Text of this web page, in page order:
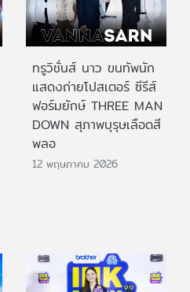
ทรูวิชั่นส์ นาว ขนทัพนัก
แสดงถ่ายโปสเตอร์ ซีรีส์
ฟอร์มยักษ์ THREE MAN
DOWN สุภาพบุรุษเลือดสี
พลอ
12 พฤษภาคม 2026